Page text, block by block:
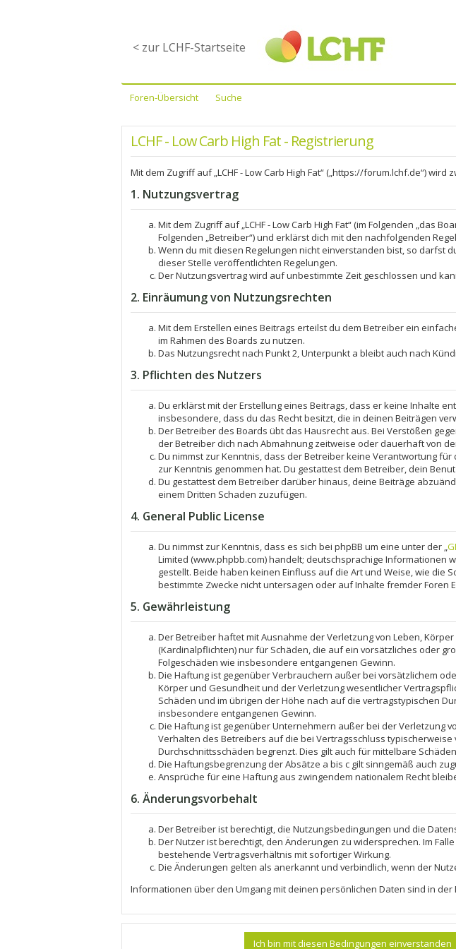
< zur LCHF-Startseite
Foren-Übersicht Suche
LCHF - Low Carb High Fat - Registrierung
Mit dem Zugriff auf „LCHF - Low Carb High Fat“ („https://forum.lchf.de“)
1. Nutzungsvertrag
Mit dem Zugriff auf „LCHF - Low Carb High Fat“ (im Folgenden „das
Folgenden „Betreiber“) und erklärst dich mit den nachfolgenden
Wenn du mit diesen Regelungen nicht einverstanden bist, so darfst
dieser Stelle veröffentlichten Regelungen.
Der Nutzungsvertrag wird auf unbestimmte Zeit geschlossen und
2. Einräumung von Nutzungsrechten
Mit dem Erstellen eines Beitrags erteilst du dem Betreiber ein
im Rahmen des Boards zu nutzen.
Das Nutzungsrecht nach Punkt 2, Unterpunkt a bleibt auch nach
3. Pflichten des Nutzers
Du erklärst mit der Erstellung eines Beitrags, dass er keine Inhalte
insbesondere, dass du das Recht besitzt, die in deinen Beiträgen
Der Betreiber des Boards übt das Hausrecht aus. Bei Verstößen
der Betreiber dich nach Abmahnung zeitweise oder dauerhaft von
Du nimmst zur Kenntnis, dass der Betreiber keine Verantwortung
zur Kenntnis genommen hat. Du gestattest dem Betreiber, dein
Du gestattest dem Betreiber darüber hinaus, deine Beiträge
einem Dritten Schaden zuzufügen.
4. General Public License
Du nimmst zur Kenntnis, dass es sich bei phpBB um eine unter der „
Limited (www.phpbb.com) handelt; deutschsprachige
gestellt. Beide haben keinen Einfluss auf die Art und Weise, wie
bestimmte Zwecke nicht untersagen oder auf Inhalte fremder Foren
5. Gewährleistung
Der Betreiber haftet mit Ausnahme der Verletzung von Leben,
(Kardinalpflichten) nur für Schäden, die auf ein vorsätzliches oder
Folgeschäden wie insbesondere entgangenen Gewinn.
Die Haftung ist gegenüber Verbrauchern außer bei vorsätzlichem
Körper und Gesundheit und der Verletzung wesentlicher
Schäden und im übrigen der Höhe nach auf die vertragstypischen
insbesondere entgangenen Gewinn.
Die Haftung ist gegenüber Unternehmern außer bei der Verletzung
Verhalten des Betreibers auf die bei Vertragsschluss
Durchschnittsschäden begrenzt. Dies gilt auch für mittelbare
Die Haftungsbegrenzung der Absätze a bis c gilt sinngemäß auch
Ansprüche für eine Haftung aus zwingendem nationalem Recht
6. Änderungsvorbehalt
Der Betreiber ist berechtigt, die Nutzungsbedingungen und die
Der Nutzer ist berechtigt, den Änderungen zu widersprechen. Im
bestehende Vertragsverhältnis mit sofortiger Wirkung.
Die Änderungen gelten als anerkannt und verbindlich, wenn der
Informationen über den Umgang mit deinen persönlichen Daten sind in